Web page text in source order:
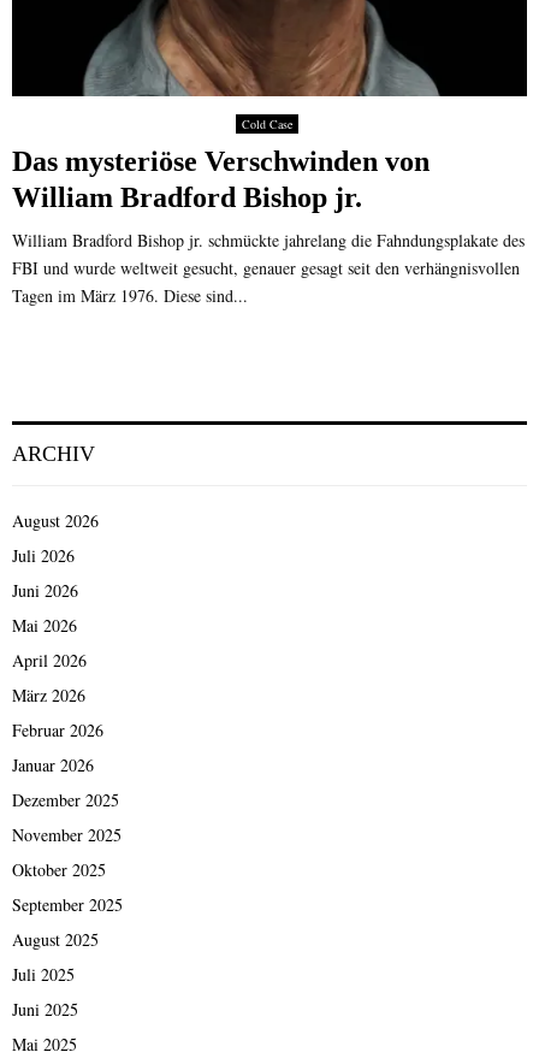
Cold Case
Das mysteriöse Verschwinden von
William Bradford Bishop jr.
William Bradford Bishop jr. schmückte jahrelang die Fahndungsplakate des
FBI und wurde weltweit gesucht, genauer gesagt seit den verhängnisvollen
Tagen im März 1976. Diese sind...
ARCHIV
August 2026
Juli 2026
Juni 2026
Mai 2026
April 2026
März 2026
Februar 2026
Januar 2026
Dezember 2025
November 2025
Oktober 2025
September 2025
August 2025
Juli 2025
Juni 2025
Mai 2025